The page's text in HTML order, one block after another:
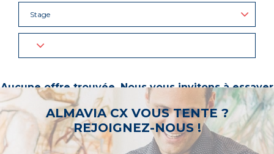
Stage
Aucune offre trouvée. Nous vous invitons à essayer
d’autres mots-clés ou à sélectionner un « métier ».
ALMAVIA CX VOUS TENTE ?
REJOIGNEZ-NOUS !